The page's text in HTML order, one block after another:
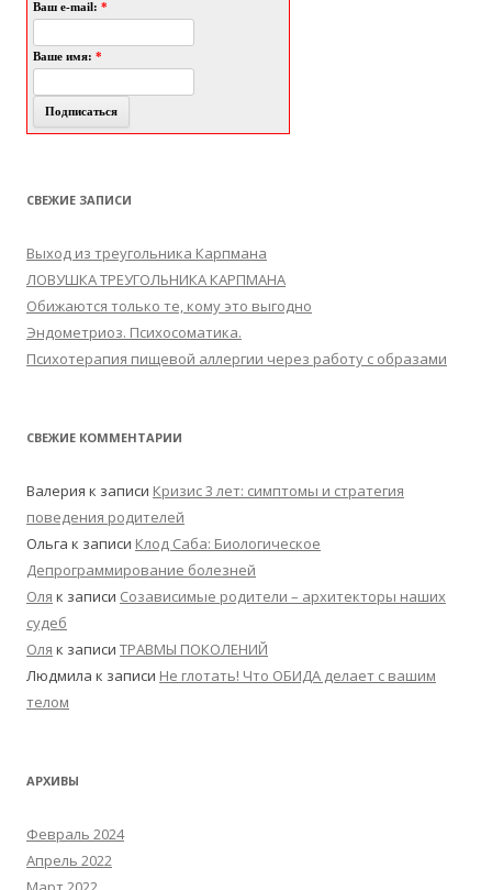
Ваш e-mail: *
Ваше имя: *
СВЕЖИЕ ЗАПИСИ
Выход из треугольника Карпмана
ЛОВУШКА ТРЕУГОЛЬНИКА КАРПМАНА
Обижаются только те, кому это выгодно
Эндометриоз. Психосоматика.
Психотерапия пищевой аллергии через работу с образами
СВЕЖИЕ КОММЕНТАРИИ
Валерия к записи Кризис 3 лет: симптомы и стратегия
поведения родителей
Ольга к записи Клод Саба: Биологическое
Депрограммирование болезней
Оля к записи Созависимые родители – архитекторы наших
судеб
Оля к записи ТРАВМЫ ПОКОЛЕНИЙ
Людмила к записи Не глотать! Что ОБИДА делает с вашим
телом
АРХИВЫ
Февраль 2024
Апрель 2022